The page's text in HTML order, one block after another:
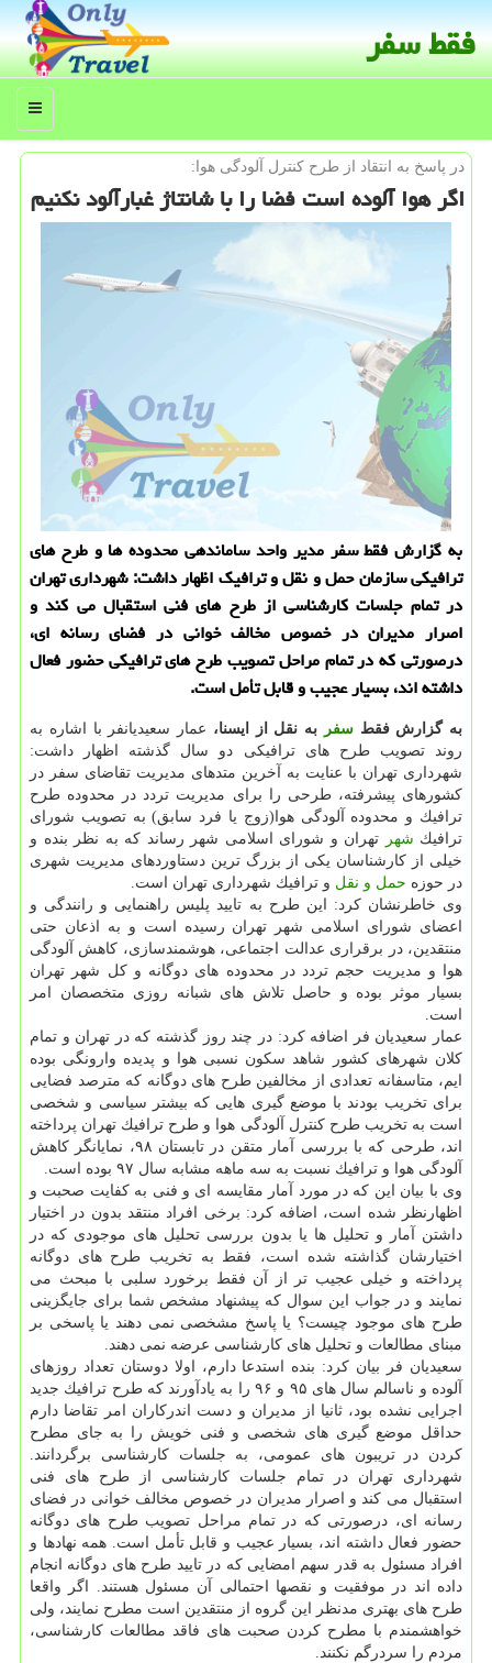
فقط سفر
منو
در پاسخ به انتقاد از طرح كنترل آلودگی هوا:
اگر هوا آلوده است فضا را با شانتاژ غبارآلود نكنیم
به گزارش فقط سفر مدیر واحد ساماندهی محدوده ها و طرح های
ترافیكی سازمان حمل و نقل و ترافیك اظهار داشت: شهرداری تهران
در تمام جلسات كارشناسی از طرح های فنی استقبال می كند و
اصرار مدیران در خصوص مخالف خوانی در فضای رسانه ای،
درصورتی كه در تمام مراحل تصویب طرح های ترافیكی حضور فعال
داشته اند، بسیار عجیب و قابل تأمل است.
به گزارش فقطسفر به نقل از ایسنا، عمار سعیدیانفر با اشاره به
روند تصویب طرح های ترافیكی دو سال گذشته اظهار داشت:
شهرداری تهران با عنایت به آخرین متدهای مدیریت تقاضای سفر در
كشورهای پیشرفته، طرحی را برای مدیریت تردد در محدوده طرح
ترافیك و محدوده آلودگی هوا(زوج یا فرد سابق) به تصویب شورای
ترافیك شهر
تهران و شورای اسلامی شهر رساند كه به نظر بنده و
خیلی از كارشناسان یكی از بزرگ ترین دستاوردهای مدیریت شهری
در حوزه حمل و نقل و ترافیك شهرداری تهران است.
وی خاطرنشان كرد: این طرح به تایید پلیس راهنمایی و رانندگی و
اعضای شورای اسلامی شهر تهران رسیده است و به اذعان حتی
منتقدین، در برقراری عدالت اجتماعی، هوشمندسازی، كاهش آلودگی
هوا و مدیریت حجم تردد در محدوده های دوگانه و كل شهر تهران
بسیار موثر بوده و حاصل تلاش های شبانه روزی متخصصان امر
است.
عمار سعیدیان فر اضافه كرد: در چند روز گذشته كه در تهران و تمام
كلان شهرهای كشور شاهد سكون نسبی هوا و پدیده وارونگی بوده
ایم، متاسفانه تعدادی از مخالفین طرح های دوگانه كه مترصد فضایی
برای تخریب بودند با موضع گیری هایی كه بیشتر سیاسی و شخصی
است به تخریب طرح كنترل آلودگی هوا و طرح ترافیك تهران پرداخته
اند، طرحی كه با بررسی آمار متقن در تابستان ۹۸، نمایانگر كاهش
آلودگی هوا و ترافیك نسبت به سه ماهه مشابه سال ۹۷ بوده است.
وی با بیان این كه در مورد آمار مقایسه ای و فنی به كفایت صحبت و
اظهارنظر شده است، اضافه كرد: برخی افراد منتقد بدون در اختیار
داشتن آمار و تحلیل ها یا بدون بررسی تحلیل های موجودی كه در
اختیارشان گذاشته شده است، فقط به تخریب طرح های دوگانه
پرداخته و خیلی عجیب تر از آن فقط برخورد سلبی با مبحث می
نمایند و در جواب این سوال كه پیشنهاد مشخص شما برای جایگزینی
طرح های موجود چیست؟ یا پاسخ مشخصی نمی دهند یا پاسخی بر
مبنای مطالعات و تحلیل های كارشناسی عرضه نمی دهند.
سعیدیان فر بیان كرد: بنده استدعا دارم، اولا دوستان تعداد روزهای
آلوده و ناسالم سال های ۹۵ و ۹۶ را به یادآورند كه طرح ترافیك جدید
اجرایی نشده بود، ثانیا از مدیران و دست اندركاران امر تقاضا دارم
حداقل موضع گیری های شخصی و فنی خویش را به جای مطرح
كردن در تریبون های عمومی، به جلسات كارشناسی برگردانند.
شهرداری تهران در تمام جلسات كارشناسی از طرح های فنی
استقبال می كند و اصرار مدیران در خصوص مخالف خوانی در فضای
رسانه ای، درصورتی كه در تمام مراحل تصویب طرح های دوگانه
حضور فعال داشته اند، بسیار عجیب و قابل تأمل است. همه نهادها و
افراد مسئول به قدر سهم امضایی كه در تایید طرح های دوگانه انجام
داده اند در موفقیت و نقصها احتمالی آن مسئول هستند. اگر واقعا
طرح های بهتری مدنظر این گروه از منتقدین است مطرح نمایند، ولی
خواهشمندم با مطرح كردن صحبت های فاقد مطالعات كارشناسی،
مردم را سردرگم نكنند.